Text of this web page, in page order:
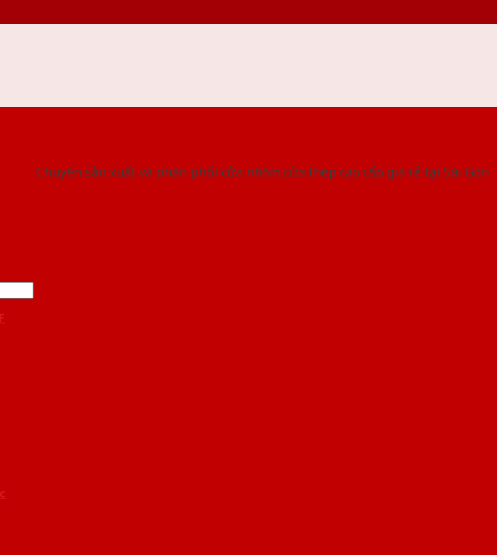
Chuyên sản xuất và phân phối cửa nhôm,cửa thép cao cấp giá rẻ tại Sài Gòn